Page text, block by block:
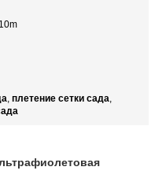
, плетение сетки сада,